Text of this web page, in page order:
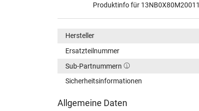
Produktinfo für 13NB0X80M20011
Hersteller
Ersatzteilnummer
Sub-Partnummern
Sicherheitsinformationen
Allgemeine Daten